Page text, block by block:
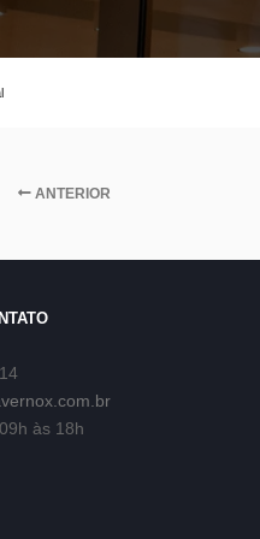
ANTERIOR
às 18h